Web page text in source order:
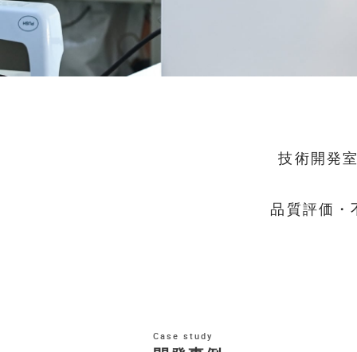
技術開発
品質評価・
Case study